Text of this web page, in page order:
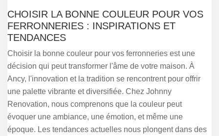
CHOISIR LA BONNE COULEUR POUR VOS
FERRONNERIES : INSPIRATIONS ET
TENDANCES
Choisir la bonne couleur pour vos ferronneries est une
décision qui peut transformer l'âme de votre maison. À
Ancy, l'innovation et la tradition se rencontrent pour offrir
une palette vibrante et diversifiée. Chez Johnny
Renovation, nous comprenons que la couleur peut
évoquer une ambiance, une émotion, et même une
époque. Les tendances actuelles nous plongent dans des